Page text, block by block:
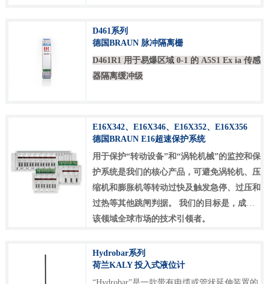
D461系列
德国BRAUN 脉冲隔离栅
D461R1 用于易爆区域 0-1 的 A5S1 Ex ia 传感
器隔离缓冲级
E16X342、E16X346、E16X352、E16X356
德国BRAUN E16超速保护系统
用于保护“转动设备”和“涡轮机械”的监控和保
护系统是我们的核心产品，可避免涡轮机、压
缩机和膨胀机等转动过快及触发急停、过压和
过热等其他跳闸判据。 我们的目标是，成为
该领域全球市场的技术引领者。
Hydrobar系列
荷兰KALY 投入式液位计